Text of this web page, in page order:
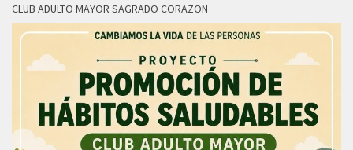
CLUB ADULTO MAYOR SAGRADO CORAZON